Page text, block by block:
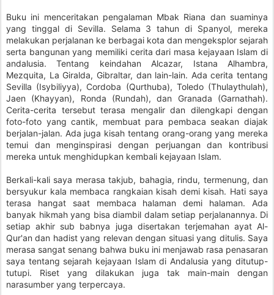
Buku ini menceritakan pengalaman Mbak Riana dan suaminya
yang tinggal di Sevilla. Selama 3 tahun di Spanyol, mereka
melakukan perjalanan ke berbagai kota dan mengeksplor sejarah
serta bangunan yang memiliki cerita dari masa kejayaan Islam di
andalusia. Tentang keindahan Alcazar, Istana Alhambra,
Mezquita, La Giralda, Gibraltar, dan lain-lain. Ada cerita tentang
Sevilla (Isybiliyya), Cordoba (Qurthuba), Toledo (Thulaythulah),
Jaen (Khayyan), Ronda (Rundah), dan Granada (Garnathah).
Cerita-cerita tersebut terasa mengalir dan dilengkapi dengan
foto-foto yang cantik, membuat para pembaca seakan diajak
berjalan-jalan. Ada juga kisah tentang orang-orang yang mereka
temui dan menginspirasi dengan perjuangan dan kontribusi
mereka untuk menghidupkan kembali kejayaan Islam.
Berkali-kali saya merasa takjub, bahagia, rindu, termenung, dan
bersyukur kala membaca rangkaian kisah demi kisah. Hati saya
terasa hangat saat membaca halaman demi halaman. Ada
banyak hikmah yang bisa diambil dalam setiap perjalanannya. Di
setiap akhir sub babnya juga disertakan terjemahan ayat Al-
Qur'an dan hadist yang relevan dengan situasi yang ditulis. Saya
merasa sangat senang bahwa buku ini menjawab rasa penasaran
saya tentang sejarah kejayaan Islam di Andalusia yang ditutup-
tutupi. Riset yang dilakukan juga tak main-main dengan
narasumber yang terpercaya.